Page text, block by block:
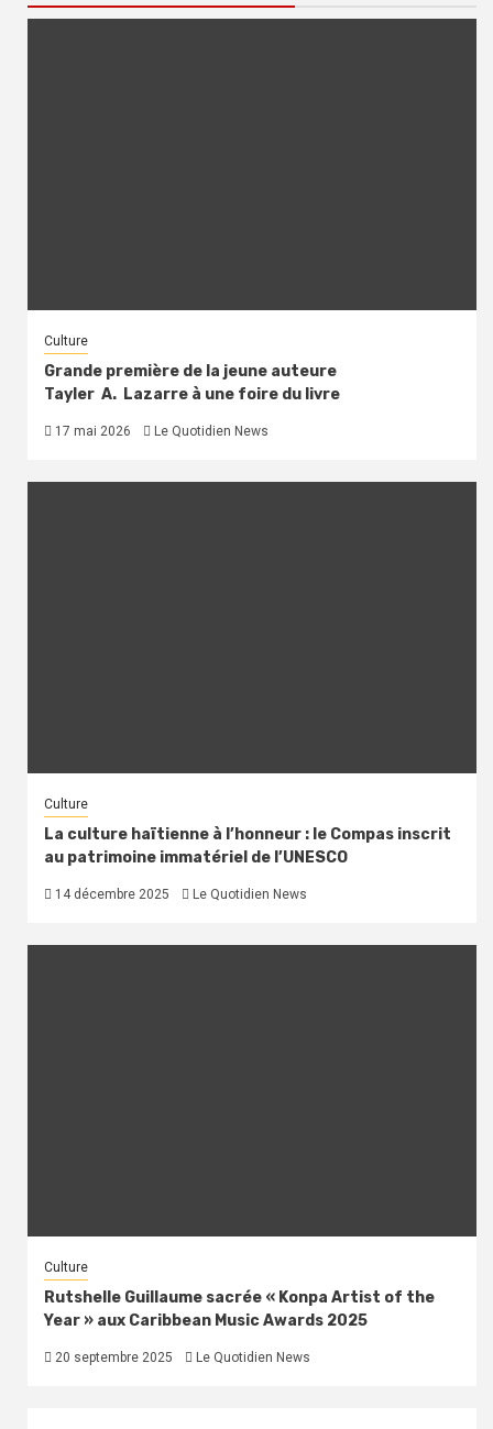
Culture
Grande première de la jeune auteure
Tayler A. Lazarre à une foire du livre
17 mai 2026 Le Quotidien News
Culture
La culture haïtienne à l’honneur : le Compas inscrit
au patrimoine immatériel de l’UNESCO
14 décembre 2025 Le Quotidien News
Culture
Rutshelle Guillaume sacrée « Konpa Artist of the
Year » aux Caribbean Music Awards 2025
20 septembre 2025 Le Quotidien News